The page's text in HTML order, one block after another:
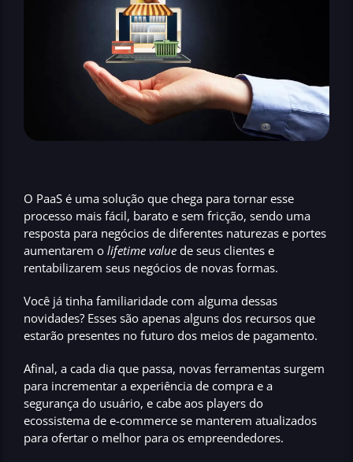
O PaaS é uma solução que chega para tornar esse
processo mais fácil, barato e sem fricção, sendo uma
resposta para negócios de diferentes naturezas e portes
aumentarem o lifetime value de seus clientes e
rentabilizarem seus negócios de novas formas.
Você já tinha familiaridade com alguma dessas
novidades? Esses são apenas alguns dos recursos que
estarão presentes no futuro dos meios de pagamento.
Afinal, a cada dia que passa, novas ferramentas surgem
para incrementar a experiência de compra e a
segurança do usuário, e cabe aos players do
ecossistema de e-commerce se manterem atualizados
para ofertar o melhor para os empreendedores.